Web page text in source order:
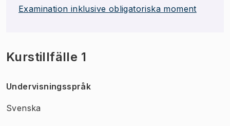
Examination inklusive obligatoriska moment
Kurstillfälle 1
Undervisningsspråk
Svenska